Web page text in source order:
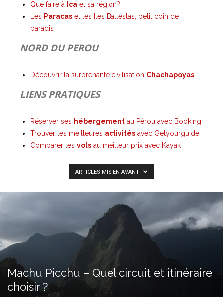
Que faire à
Ica et sa région?
Les Paracas et les Iles Ballestas, petit coin de
paradis
NORD DU PEROU
Découvrir la surprenante civilisation Chachapoyas
LIENS PRATIQUES
Réserver ses hébergement au Pérou avec Booking
Trouver les meilleures activités avec Getyourguide
Comparer les vols au meilleur prix avec Kayak
ARTICLES MIS EN AVANT
Machu Picchu – Quel circuit et itinéraire
choisir ?